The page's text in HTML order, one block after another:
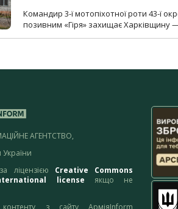
Командир 3-ї мотопіхотної роти 43-ї
позивним «Гіря» захищає Харківщину
АГЕНТСТВО,
України
ліцензією Creative Commons
license якщо не
з сайту АрміяInform